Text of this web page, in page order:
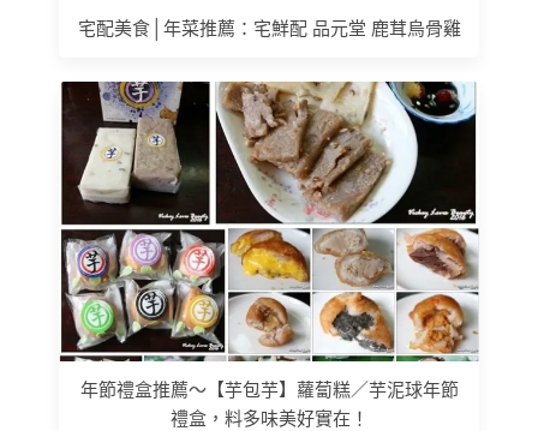
宅配美食│年菜推薦：宅鮮配 品元堂 鹿茸烏骨雞
年節禮盒推薦～【芋包芋】蘿蔔糕／芋泥球年節
禮盒，料多味美好實在！